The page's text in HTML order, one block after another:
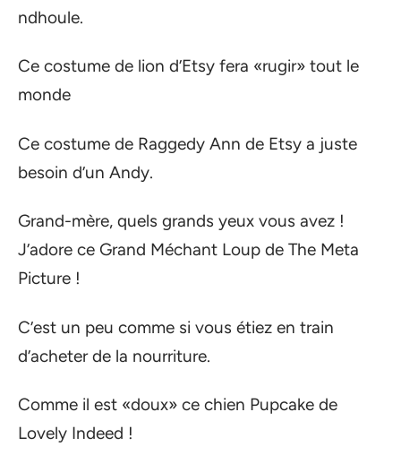
ndhoule.
Ce costume de lion d’Etsy fera «rugir» tout le
monde
Ce costume de Raggedy Ann de Etsy a juste
besoin d’un Andy.
Grand-mère, quels grands yeux vous avez !
J’adore ce Grand Méchant Loup de The Meta
Picture !
C’est un peu comme si vous étiez en train
d’acheter de la nourriture.
Comme il est «doux» ce chien Pupcake de
Lovely Indeed !